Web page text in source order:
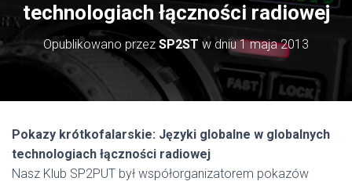
technologiach łączności radiowej
Opublikowano przez SP2ST w dniu1 maja 2013
Pokazy krótkofalarskie: Języki globalne w globalnych
technologiach łączności radiowej
Nasz Klub SP2PUT był współorganizatorem pokazów